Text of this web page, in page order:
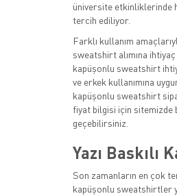
üniversite etkinliklerinde
tercih ediliyor.
Farklı kullanım
sweatshirt alımına
kapüşonlu sweatshirt
ve erkek kullanımına
kapüşonlu sweatshirt
fiyat bilgisi için sitemizde
geçebilirsiniz.
Yazı Baskılı
Son zamanların en çok
kapüşonlu sweatshirtler